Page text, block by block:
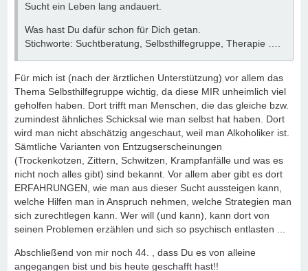
Sucht ein Leben lang andauert.
Was hast Du dafür schon für Dich getan.
Stichworte: Suchtberatung, Selbsthilfegruppe, Therapie ….
Für mich ist (nach der ärztlichen Unterstützung) vor allem das
Thema Selbsthilfegruppe wichtig, da diese MIR unheimlich viel
geholfen haben. Dort trifft man Menschen, die das gleiche bzw.
zumindest ähnliches Schicksal wie man selbst hat haben. Dort
wird man nicht abschätzig angeschaut, weil man Alkoholiker ist.
Sämtliche Varianten von Entzugserscheinungen
(Trockenkotzen, Zittern, Schwitzen, Krampfanfälle und was es
nicht noch alles gibt) sind bekannt. Vor allem aber gibt es dort
ERFAHRUNGEN, wie man aus dieser Sucht aussteigen kann,
welche Hilfen man in Anspruch nehmen, welche Strategien man
sich zurechtlegen kann. Wer will (und kann), kann dort von
seinen Problemen erzählen und sich so psychisch entlasten ...
Abschließend von mir noch 44. , dass Du es von alleine
angegangen bist und bis heute geschafft hast!!